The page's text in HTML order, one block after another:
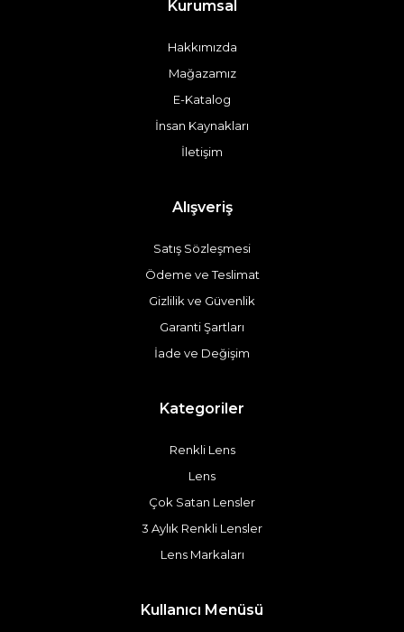
Kurumsal
Hakkımızda
Mağazamız
E-Katalog
İnsan Kaynakları
İletişim
Alışveriş
Satış Sözleşmesi
Ödeme ve Teslimat
Gizlilik ve Güvenlik
Garanti Şartları
İade ve Değişim
Kategoriler
Renkli Lens
Lens
Çok Satan Lensler
3 Aylık Renkli Lensler
Lens Markaları
Kullanıcı Menüsü